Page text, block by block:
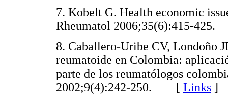
7. Kobelt G. Health economic
Rheumatol 2006;35(6):415-
8. Caballero-Uribe CV, Londoño
reumatoide en Colombia:
parte de los reumatólogos
2002;9(4):242-250. [ Links ]